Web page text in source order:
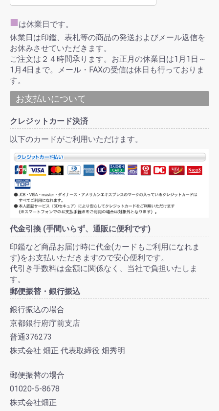
■は休業日です。
休業日は印鑑、表札等の商品の発送およびメール返信を
お休みさせていただきます。
ご注文は２４時間承ります。お正月の休業日は1月1日～
1月4日まで。メール・FAXの受信は休日も行っておりま
す。
お支払いについて
クレジットカード決済
以下のカードがご利用いただけます。
代金引換 (手間いらず、通販に便利です)
印鑑など商品お届け時に代金(カードもご利用になれま
す)をお支払いただきますので安心便利です。
代引き手数料は金額に関係なく、当社で負担いたしま
す。
郵便振替・銀行振込
銀行振込の場合
京都銀行府庁前支店
普通376273
株式会社 畑正 代表取締役 畑秀明
郵便振替の場合
01020-5-8678
株式会社畑正